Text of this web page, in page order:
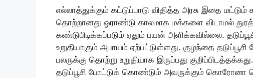
எல்லாத்துக்கும் கட்டுப்பாடு விதித்த அரசு இதை
தொற்றானது ஓராண்டு காலமாக மக்களை விடாமல்
கண்டுபிடிக்கப்படும் ஏதும் பயன் அளிக்கவில்லை.
உறுதியாகும் அபாயம் ஏற்பட்டுள்ளது. குழந்தை
பலருக்கு தொற்று உறுதியாக இருப்பது
தடுப்பூசி போட்டுக் கொண்டும் அவருக்கும் கொரோனா